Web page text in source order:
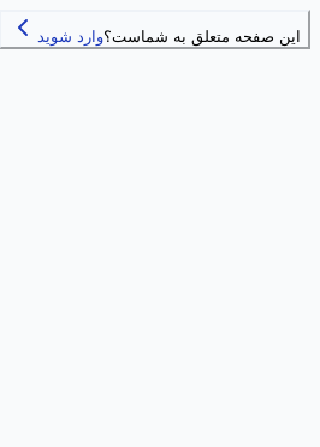
این صفحه متعلق به شماست؟وارد شوید